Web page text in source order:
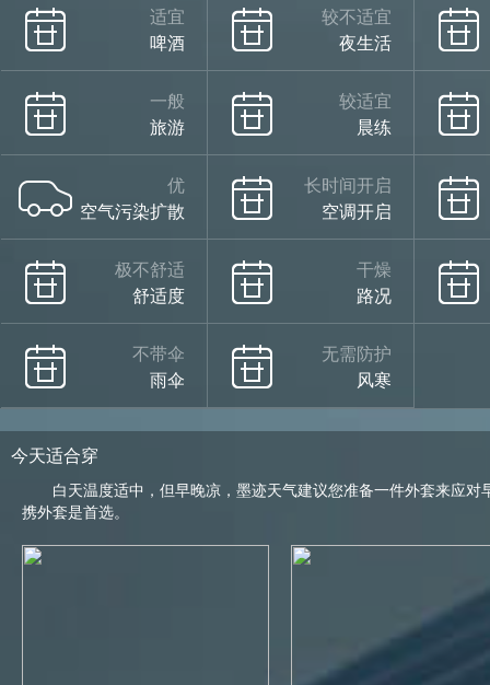
晴
08/14
适宜
啤酒
较不适宜
夜生活
一般
旅游
较适宜
晨练
优
空气污染扩散
长时间开启
空调开启
极不舒适
舒适度
干燥
路况
不带伞
雨伞
无需防护
风寒
今天适合穿
白天温度适中，但早晚凉，墨迹天气建议您准备一件外套来应
携外套是首选。